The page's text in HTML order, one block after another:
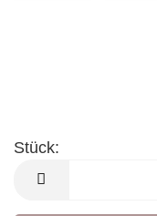
Stück:
Stück